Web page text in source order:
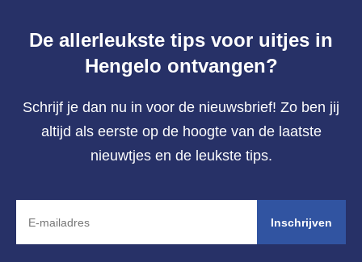
De allerleukste tips voor uitjes in
Hengelo ontvangen?
Schrijf je dan nu in voor de nieuwsbrief! Zo ben jij
altijd als eerste op de hoogte van de laatste
nieuwtjes en de leukste tips.
Inschrijven